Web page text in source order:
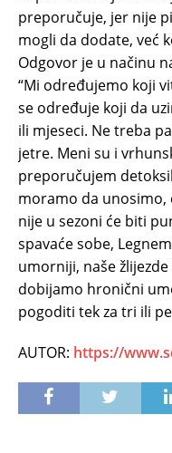
preporučuje, jer nije
mogli da dodate, već
Odgovor je u načinu
“Mi određujemo koji
se određuje koji da
ili mjeseci. Ne treba
jetre. Meni su i
preporučujem
moramo da unosimo,
nije u sezoni će biti
spavaće sobe,
umorniji, naše
dobijamo hronični
pogoditi tek za tri ili
AUTOR: https://